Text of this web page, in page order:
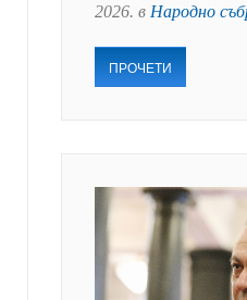
2026. в Народно
ПРОЧЕТИ